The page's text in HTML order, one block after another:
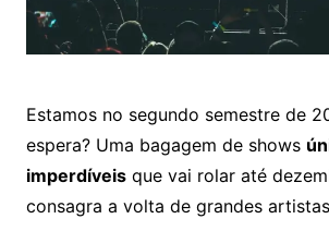
Estamos no segundo semestre de
espera? Uma bagagem de shows
imperdíveisque vai rolar até
consagra a volta de grandes